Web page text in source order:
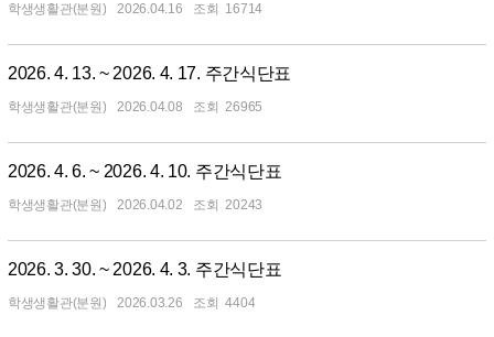
학생생활관(분원) 2026.04.16 16714
2026. 4. 13. ~ 2026. 4. 17. 주간식단표
학생생활관(분원) 2026.04.08 26965
2026. 4. 6. ~ 2026. 4. 10. 주간식단표
학생생활관(분원) 2026.04.02 20243
2026. 3. 30. ~ 2026. 4. 3. 주간식단표
학생생활관(분원) 2026.03.26 4404